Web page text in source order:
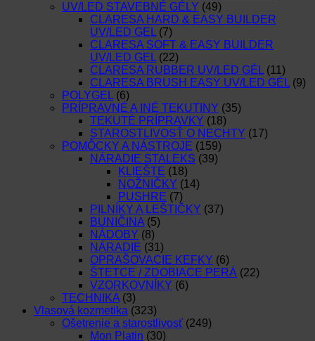
UV/LED STAVEBNÉ GÉLY (49)
CLARESA HARD & EASY BUILDER
UV/LED GEL (7)
CLARESA SOFT & EASY BUILDER
UV/LED GEL (22)
CLARESA RUBBER UV/LED GÉL (11)
CLARESA BRUSH EASY UV/LED GÉL (9)
POLYGEL (6)
PRÍPRAVNÉ A INÉ TEKUTINY (35)
TEKUTÉ PRÍPRAVKY (18)
STAROSTLIVOSŤ O NECHTY (17)
POMÔCKY A NÁSTROJE (159)
NÁRADIE STALEKS (39)
KLIEŠTE (18)
NOŽNIČKY (14)
PUSHRE (7)
PILNÍKY A LEŠTIČKY (37)
BUNIČINA (5)
NÁDOBY (8)
NÁRADIE (31)
OPRAŠOVACIE KEFKY (6)
ŠTETCE / ZDOBIACE PERÁ (22)
VZORKOVNÍKY (6)
TECHNIKA (3)
Vlasová kozmetika (323)
Ošetrenie a starostlivosť (249)
Mon Platin (30)